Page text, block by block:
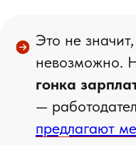
Это не
невозможно.
гонка
—
предлагают